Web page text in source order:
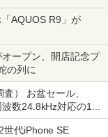
AQUOS R9」が
ープン、開店記念プ
の列に
） お盆セール、
数24.8kHz対応の17
ル ほか
世代iPhone SE